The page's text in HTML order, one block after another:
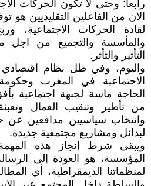
رابعا: وحتى لا تكون الحركات
الان من الفاعلين التقليديين هو
لقادة الحركات الاجتماعية،
والمأسسة والتجميع من
التأثير والتأثر.
واليوم، وفي ظل نظام
الاجتماعية في المغرب
الحاجة ماسة لجبهة اجتماعية
من تأطير وتنقيب العمال
وانتخاب سياسيين مدافعين عن
لبدائل ومشاريع مجتمعية جديدة.
ويبقى شرط إنجاز هذه
المؤسسة، هو العودة إلى
لمنظماتنا الديمقراطية، أي